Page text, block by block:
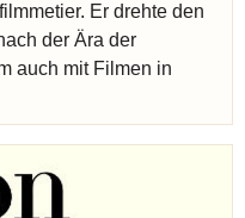
Er drehte den
der Ära der
auch mit Filmen in